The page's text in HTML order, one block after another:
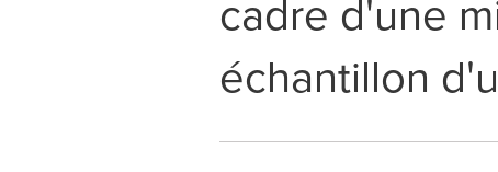
cadre d'une
échantillon